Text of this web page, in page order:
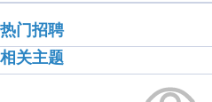
热门招聘
相关主题